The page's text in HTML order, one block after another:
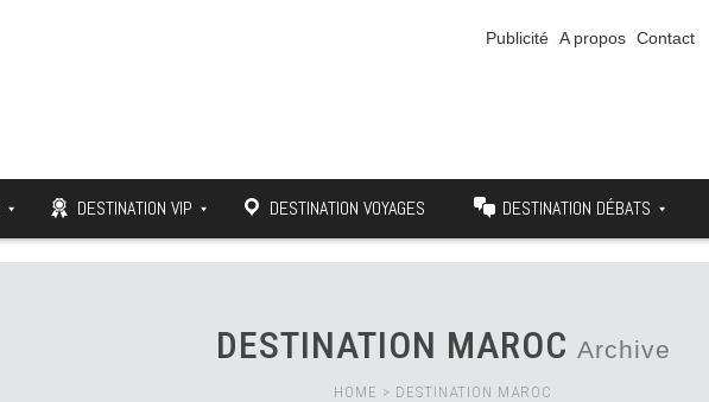
Publicité A propos Contact
DESTINATION VIP DESTINATION VOYAGES DESTINATION DÉBATS
DESTINATION MAROC Archive
HOME > DESTINATION MAROC